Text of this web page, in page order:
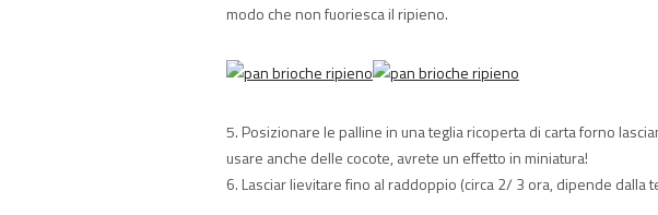
modo che non fuoriesca il ripieno.
5. Posizionare le palline in una teglia ricoperta di carta forno
usare anche delle cocote, avrete un effetto in miniatura!
6. Lasciar lievitare fino al raddoppio (circa 2/ 3 ora, dipende dalla